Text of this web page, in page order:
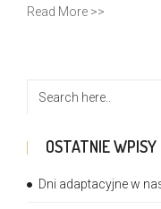
Read More >>
OSTATNIE WPISY
Dni adaptacyjne w